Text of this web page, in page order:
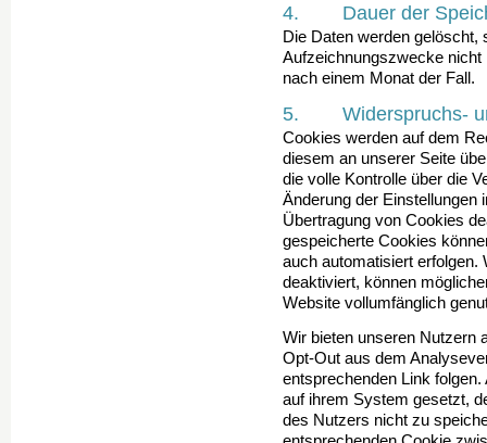
4. Dauer der
Die Daten werden gelöscht,
Aufzeichnungszwecke nicht
nach einem Monat der Fall.
5. Widerspruchs-
Cookies werden auf dem
diesem an unserer Seite
die volle Kontrolle über die
Änderung der Einstellungen
Übertragung von Cookies
gespeicherte Cookies
auch automatisiert erfolgen.
deaktiviert, können
Website vollumfänglich
Wir bieten unseren Nutzern
Opt-Out aus dem
entsprechenden Link
auf ihrem System gesetzt,
des Nutzers nicht zu